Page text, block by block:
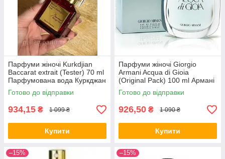
Парфуми жіночі Kurkdjian
Baccarat extrait (Tester) 70 ml
Парфумована вода Куркджан
Бакарат екстракт 70мл
Готово до відправки
934,15 ₴ 1 099 ₴
Купити
Парфуми жіночі Giorgio
Armani Acqua di Gioia
(Original Pack) 100 ml Армані
Аква Ді Джіоя (Оригінальне
паковання)
Готово до відправки
926,50 ₴ 1 090 ₴
Купити
–15% –15%